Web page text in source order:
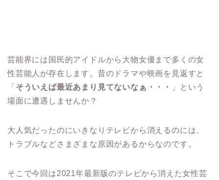
芸能界には国民的アイドルから大物女優まで多くの女
性芸能人が存在します。昔のドラマや映画を見返すと
「 そういえば最近あまり見てないなぁ・・・
」という
場面に遭遇しませんか？
大人気だったのにいきなりテレビから消えるのには、
トラブルなどさまざまな原因があるからなのです。
そこで今回は2021年最新版のテレビから消えた女性芸